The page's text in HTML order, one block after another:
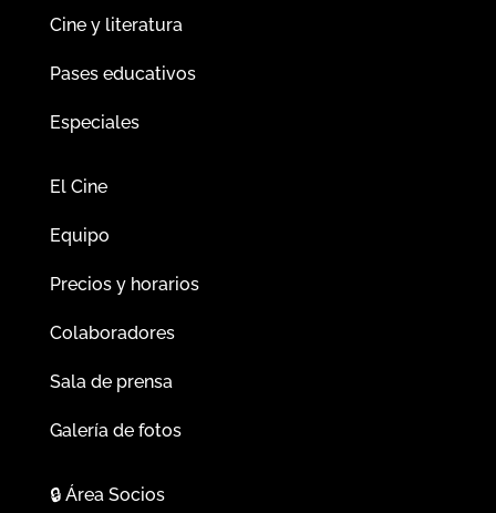
Cine y literatura
Pases educativos
Especiales
El Cine
Equipo
Precios y horarios
Colaboradores
Sala de prensa
Galería de fotos
🔒Área Socios